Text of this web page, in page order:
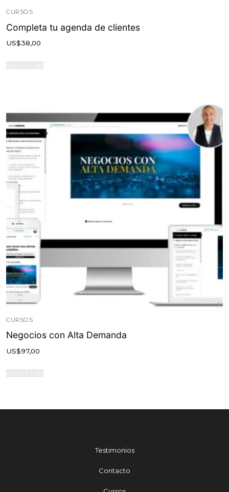
CURSOS
Completa tu agenda de clientes
US$38,00
CURSOS
Negocios con Alta Demanda
US$97,00
Testimonios
Contacto